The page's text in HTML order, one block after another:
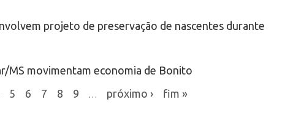
projeto de preservação de nascentes durante
MS movimentam economia de Bonito
5 6 7 8 9 próximo › fim »